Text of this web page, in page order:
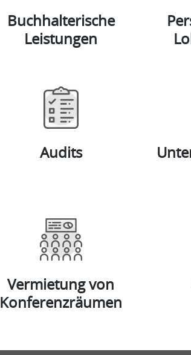
Buchhalterische
Leistungen
Audits
Vermietung von
Konferenzräumen